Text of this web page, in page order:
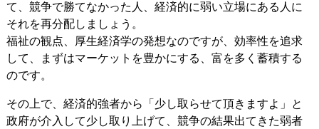
て、競争で勝てなかった人、経済的に弱い立場にある人に
それを再分配しましょう。
福祉の観点、厚生経済学の発想なのですが、効率性を追求
して、まずはマーケットを豊かにする、富を多く蓄積する
のです。
その上で、経済的強者から「少し取らせて頂きますよ」と
政府が介入して少し取り上げて、競争の結果出てきた弱者